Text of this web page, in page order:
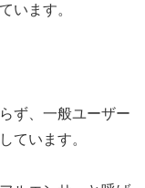
います。
ず、一般ユーザー
ています。